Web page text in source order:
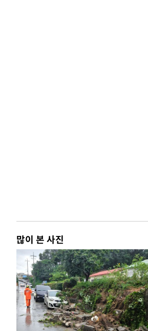
많이 본 사진